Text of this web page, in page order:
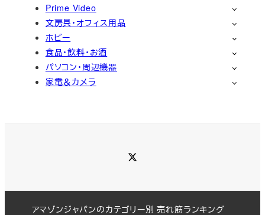
Prime Video
文房具・オフィス用品
ホビー
食品・飲料・お酒
パソコン・周辺機器
家電＆カメラ
アマゾンジャパンのカテゴリー別 売れ筋ランキング